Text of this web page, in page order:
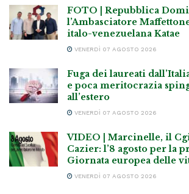
FOTO | Repubblica
l’Ambasciatore
italo-venezuelana Katae
VENERDÌ 07 AGOSTO 2026
Fuga dei laureati
e poca meritocrazia
all’estero
VENERDÌ 07 AGOSTO 2026
VIDEO | Marcinelle, il
Cazier: l’8 agosto per la
Giornata europea delle
VENERDÌ 07 AGOSTO 2026